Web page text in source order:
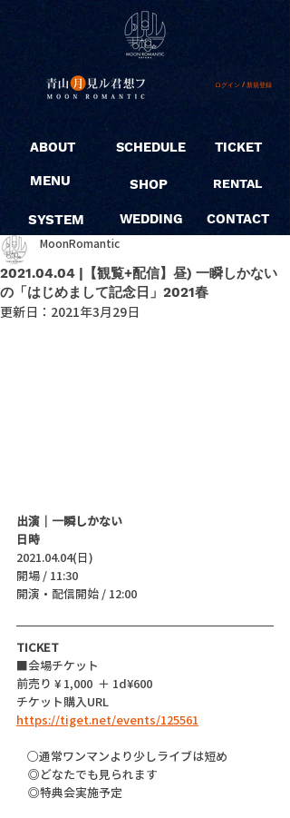
ログイン / 新規登録
ABOUT
MENU
SYSTEM
SCHEDULE
SHOP
WEDDING
TICKET
RENTAL
CONTACT
2021.04.04 |【観覧+配信】昼) 一瞬しかない
の「はじめまして記念日」2021春
MoonRomantic
更新日： 2021年3月29日
出演｜一瞬しかない
日時
2021.04.04(日)
開場 / 11:30
開演・配信開始 / 12:00
TICKET
■会場チケット
前売り ¥ 1,000  ＋ 1d¥600
チケット購入URL
https://tiget.net/events/125561
    ○通常ワンマンより少しライブは短め
◎どなたでも見られます
◎特典会実施予定